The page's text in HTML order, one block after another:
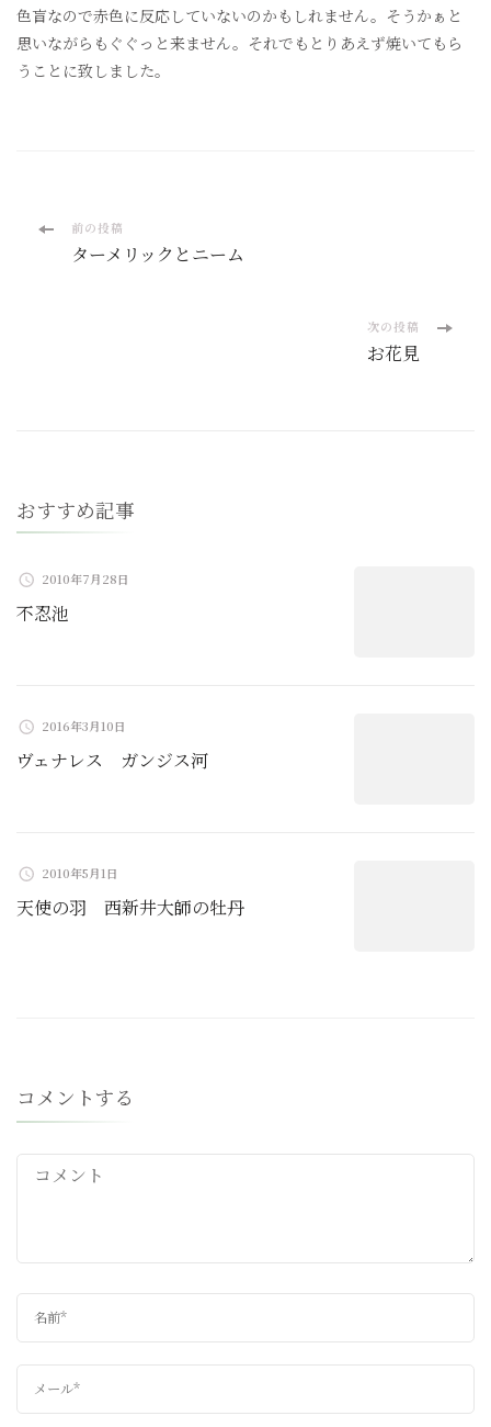
色盲なので赤色に反応していないのかもしれません。そうかぁと
思いながらもぐぐっと来ません。それでもとりあえず焼いてもら
うことに致しました。
投
シ
ョ
ン
前の投稿
ターメリックとニーム
次の投稿
お花見
おすすめ記事
2010年7月28日
不忍池
2016年3月10日
ヴェナレス ガンジス河
2010年5月1日
天使の羽 西新井大師の牡丹
コメントする